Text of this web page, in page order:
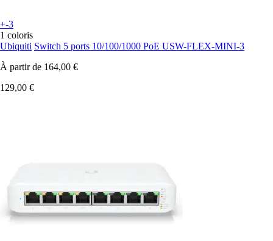
+-3
1 coloris
Ubiquiti Switch 5 ports 10/100/1000 PoE USW-FLEX-MINI-3
À partir de 164,00 €
129,00 €